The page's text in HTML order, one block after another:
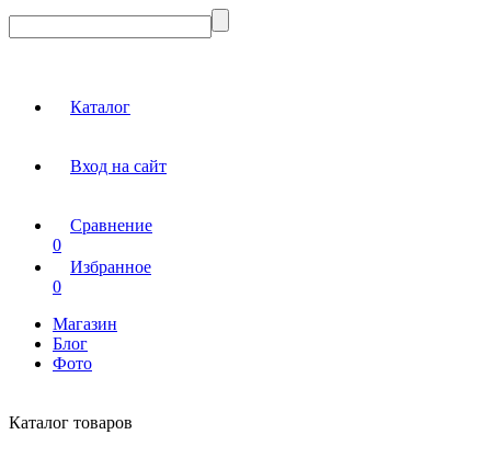
Каталог
Вход на сайт
Сравнение
0
Избранное
0
Магазин
Блог
Фото
Каталог товаров